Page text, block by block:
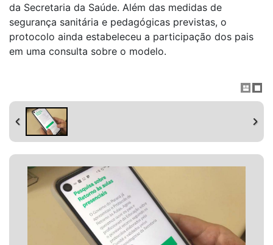
da Secretaria da Saúde. Além das medidas de
segurança sanitária e pedagógicas previstas, o
protocolo ainda estabeleceu a participação dos pais
em uma consulta sobre o modelo.